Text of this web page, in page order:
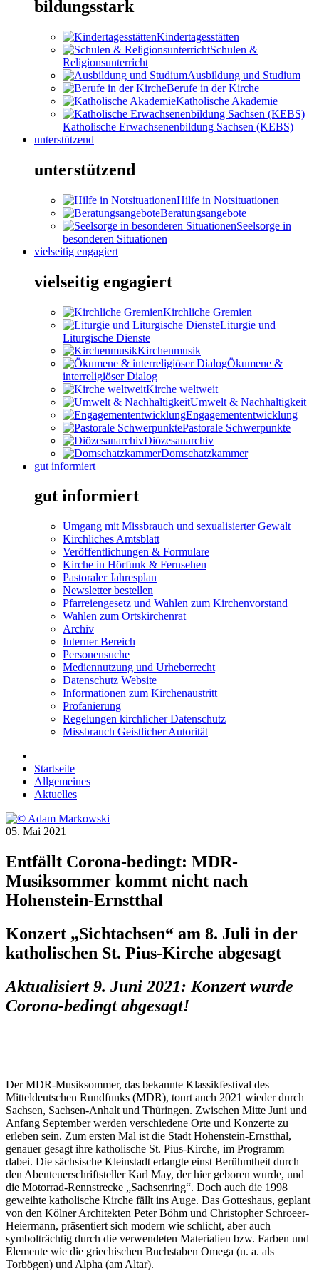
bildungsstark
Kindertagesstätten
Schulen &
Religionsunterricht
Ausbildung und Studium
Berufe in der Kirche
Katholische Akademie
Katholische Erwachsenenbildung Sachsen (KEBS)
unterstützend
unterstützend
Hilfe in Notsituationen
Beratungsangebote
Seelsorge in
besonderen Situationen
vielseitig engagiert
vielseitig engagiert
Kirchliche Gremien
Liturgie und
Liturgische Dienste
Kirchenmusik
Ökumene &
interreligiöser Dialog
Kirche weltweit
Umwelt & Nachhaltigkeit
Engagemententwicklung
Pastorale Schwerpunkte
Diözesanarchiv
Domschatzkammer
gut informiert
gut informiert
Umgang mit Missbrauch und sexualisierter Gewalt
Kirchliches Amtsblatt
Veröffentlichungen & Formulare
Kirche in Hörfunk & Fernsehen
Pastoraler Jahresplan
Newsletter bestellen
Pfarreiengesetz und Wahlen zum Kirchenvorstand
Wahlen zum Ortskirchenrat
Archiv
Interner Bereich
Personensuche
Mediennutzung und Urheberrecht
Datenschutz Website
Informationen zum Kirchenaustritt
Profanierung
Regelungen kirchlicher Datenschutz
Missbrauch Geistlicher Autorität
Startseite
Allgemeines
Aktuelles
05. Mai 2021
Entfällt Corona-bedingt: MDR-
Musiksommer kommt nicht nach
Hohenstein-Ernstthal
Konzert „Sichtachsen“ am 8. Juli in der
katholischen St. Pius-Kirche abgesagt
Aktualisiert 9. Juni 2021: Konzert wurde
Corona-bedingt abgesagt!
Der MDR-Musiksommer, das bekannte Klassikfestival des
Mitteldeutschen Rundfunks (MDR), tourt auch 2021 wieder durch
Sachsen, Sachsen-Anhalt und Thüringen. Zwischen Mitte Juni und
Anfang September werden verschiedene Orte und Konzerte zu
erleben sein. Zum ersten Mal ist die Stadt Hohenstein-Ernstthal,
genauer gesagt ihre katholische St. Pius-Kirche, im Programm
dabei. Die sächsische Kleinstadt erlangte einst Berühmtheit durch
den Abenteuerschriftsteller Karl May, der hier geboren wurde, und
die Motorrad-Rennstrecke „Sachsenring“. Doch auch die 1998
geweihte katholische Kirche fällt ins Auge. Das Gotteshaus, geplant
von den Kölner Architekten Peter Böhm und Christopher Schroeer-
Heiermann, präsentiert sich modern wie schlicht, aber auch
symbolträchtig durch die verwendeten Materialien bzw. Farben und
Elemente wie die griechischen Buchstaben Omega (u. a. als
Torbögen) und Alpha (am Altar).